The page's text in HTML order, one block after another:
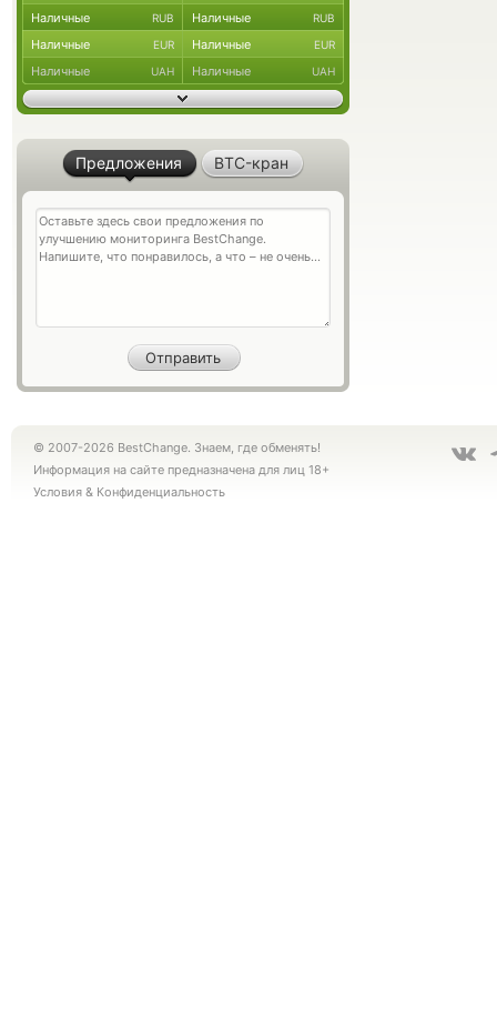
Наличные RUB Наличные RUB
Наличные EUR Наличные EUR
Наличные UAH Наличные UAH
Предложения BTC-кран
© 2007-2026 BestChange. Знаем, где обменять!
Информация на сайте предназначена для лиц 18+
Условия & Конфиденциальность